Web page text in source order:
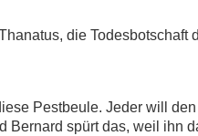
die Todesbotschaft
Pestbeule. Jeder will den
Bernard spürt das, weil ihn